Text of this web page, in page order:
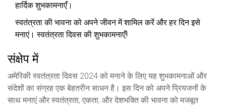
हार्दिक शुभकामनाएँ।
स्वतंत्रता की भावना को अपने जीवन में शामिल करें और हर दिन इसे
मनाएं। स्वतंत्रता दिवस की शुभकामनाएँ!
संक्षेप में
अमेरिकी स्वतंत्रता दिवस 2024 को मनाने के लिए यह शुभकामनाओं और
संदेशों का संग्रह एक बेहतरीन साधन है। इस दिन को अपने प्रियजनों के
साथ मनाएं और स्वतंत्रता, एकता, और देशभक्ति की भावना को मजबूत